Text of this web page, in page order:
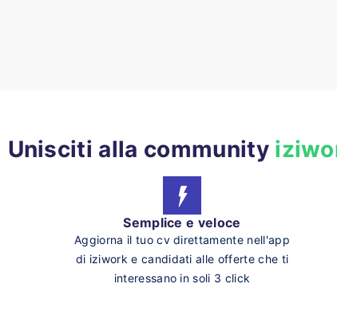
Unisciti alla community
Semplice e veloce
Aggiorna il tuo cv direttamente nell'app
di iziwork e candidati alle offerte che ti
interessano in soli 3 click